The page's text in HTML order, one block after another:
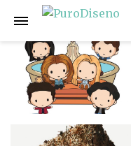
Anterior Siguiente